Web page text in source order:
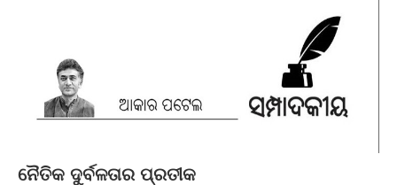
ନୈତିକ ଦୁର୍ବଳତାର ପ୍ରତୀକ